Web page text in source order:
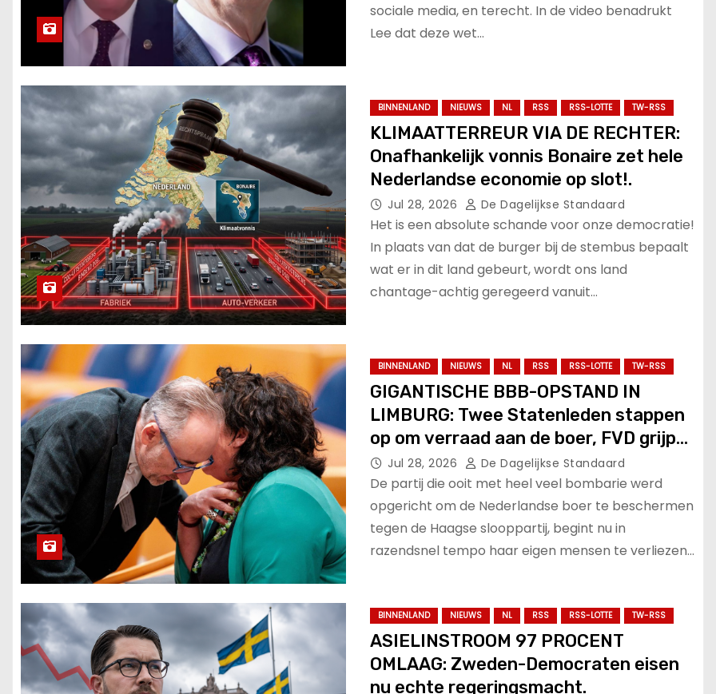
sociale media, en terecht. In de video benadrukt
Lee dat deze wet…
BINNENLAND NIEUWS NL RSS RSS-LOTTE TW-RSS
KLIMAATTERREUR VIA DE RECHTER:
Onafhankelijk vonnis Bonaire zet hele
Nederlandse economie op slot!.
Jul 28, 2026 De Dagelijkse Standaard
Het is een absolute schande voor onze democratie!
In plaats van dat de burger bij de stembus bepaalt
wat er in dit land gebeurt, wordt ons land
chantage-achtig geregeerd vanuit…
BINNENLAND NIEUWS NL RSS RSS-LOTTE TW-RSS
GIGANTISCHE BBB-OPSTAND IN
LIMBURG: Twee Statenleden stappen
op om verraad aan de boer, FVD grijpt
zetel!.
Jul 28, 2026 De Dagelijkse Standaard
De partij die ooit met heel veel bombarie werd
opgericht om de Nederlandse boer te beschermen
tegen de Haagse slooppartij, begint nu in
razendsnel tempo haar eigen mensen te verliezen…
BINNENLAND NIEUWS NL RSS RSS-LOTTE TW-RSS
ASIELINSTROOM 97 PROCENT
OMLAAG: Zweden-Democraten eisen
nu echte regeringsmacht.